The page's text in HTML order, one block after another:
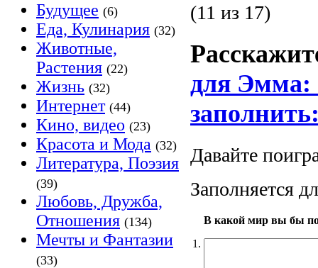
Будущее (6)
Еда, Кулинария (32)
Животные,
Растения (22)
Жизнь (32)
Интернет (44)
Кино, видео (23)
Красота и Мода (32)
Литература, Поэзия
(39)
Любовь, Дружба,
Отношения (134)
Мечты и Фантазии
(33)
(11 из 17)
для Эмма:
Давайте
Заполняется
1.
В какой мир вы бы